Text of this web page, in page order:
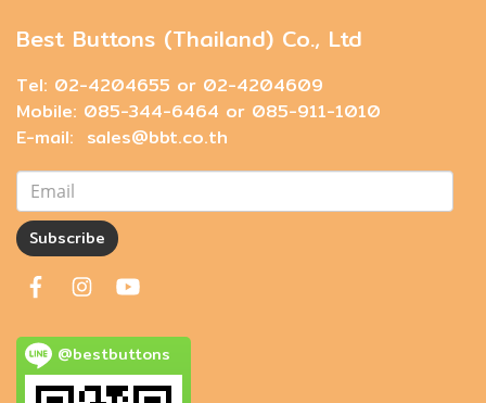
Best Buttons (Thailand) Co., Ltd
Tel: 02-4204655 or 02-4204609
Mobile: 085-344-6464 or 085-911-1010
E-mail: sales@bbt.co.th
Subscribe
@bestbuttons